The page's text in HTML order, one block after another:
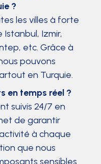
?
les villes à forte
Izmir,
etc. Grâce à
pouvons
en Turquie.
en temps réel ?
suivis 24/7 en
de garantir
à chaque
que nous
sensibles